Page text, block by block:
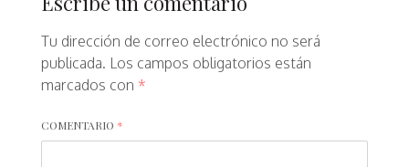
Tu dirección de correo electrónico no será
publicada. Los campos obligatorios están
marcados con *
COMENTARIO *